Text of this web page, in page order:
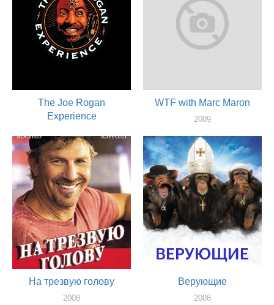
The Joe Rogan
Experience
актер
WTF with Marc Maron
2009
На трезвую голову
2008
Верующие
2008